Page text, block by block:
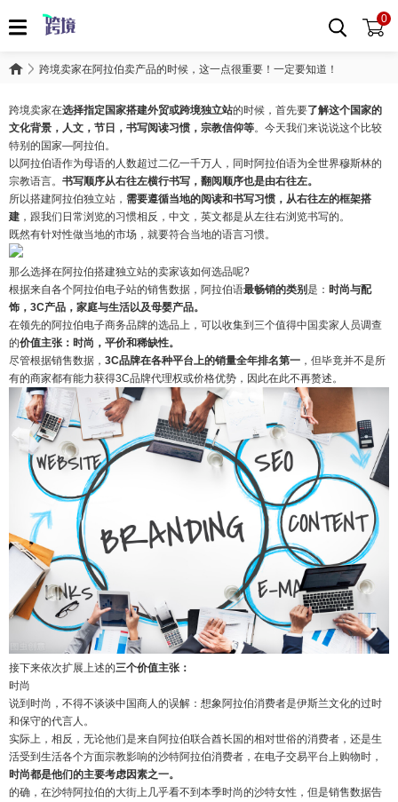
0
跨境卖家在阿拉伯卖产品的时候，这一点很重要！一定要知道！
跨境卖家在选择指定国家搭建外贸或跨境独立站的时候，首先要了解这个国家的
文化背景，人文，节日，书写阅读习惯，宗教信仰等。今天我们来说说这个比较
特别的国家—阿拉伯。
以阿拉伯语作为母语的人数超过二亿一千万人，同时阿拉伯语为全世界穆斯林的
宗教语言。 书写顺序从右往左横行书写，翻阅顺序也是由右往左。
所以搭建阿拉伯独立站， 需要遵循当地的阅读和书写习惯，从右往左的框架搭
建 ，跟我们日常浏览的习惯相反，中文，英文都是从左往右浏览书写的。
既然有针对性做当地的市场，就要符合当地的语言习惯。
那么选择在阿拉伯搭建独立站的卖家该如何选品呢?
根据来自各个阿拉伯电子站的销售数据，阿拉伯语最畅销的类别是： 时尚与配
饰，3C产品，家庭与生活以及母婴产品。
在领先的阿拉伯电子商务品牌的选品上，可以收集到三个值得中国卖家人员调查
的价值主张：时尚，平价和稀缺性。
尽管根据销售数据， 3C品牌在各种平台上的销量全年排名第一 ，但毕竟并不是所
有的商家都有能力获得3C品牌代理权或价格优势，因此在此不再赘述。
接下来依次扩展上述的三个价值主张：
时尚
说到时尚，不得不谈谈中国商人的误解：想象阿拉伯消费者是伊斯兰文化的过时
和保守的代言人。
实际上，相反，无论他们是来自阿拉伯联合酋长国的相对世俗的消费者，还是生
活受到生活各个方面宗教影响的沙特阿拉伯消费者，在电子交易平台上购物时，
时尚都是他们的主要考虑因素之一。
的确，在沙特阿拉伯的大街上几乎看不到本季时尚的沙特女性，但是销售数据告